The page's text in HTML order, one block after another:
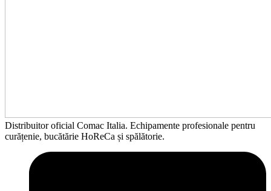
Distribuitor oficial Comac Italia. Echipamente profesionale pentru
curățenie, bucătărie HoReCa și spălătorie.